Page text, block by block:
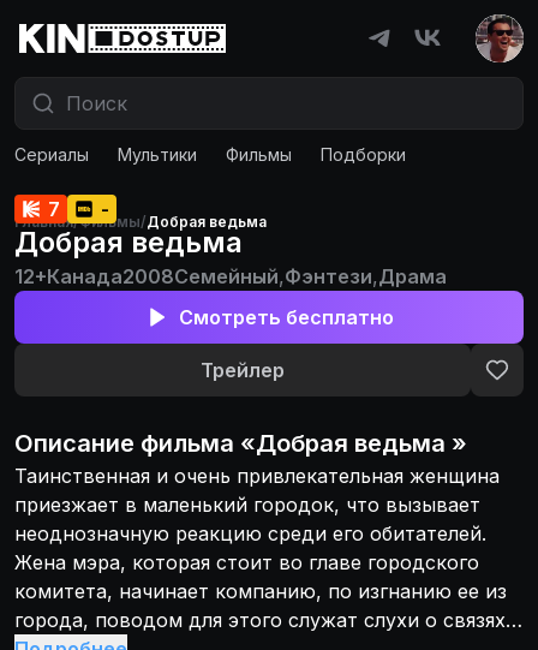
Сериалы Мультики Фильмы Подборки
Главная/Фильмы/Добрая ведьма
7 -
Добрая ведьма
12+Канада2008Семейный,Фэнтези,Драма
Смотреть бесплатно
Трейлер
Описание фильма «Добрая ведьма »
Таинственная и очень привлекательная женщина
приезжает в маленький городок, что вызывает
неоднозначную реакцию среди его обитателей.
Жена мэра, которая стоит во главе городского
комитета, начинает компанию, по изгнанию ее из
города, поводом для этого служат слухи о связях